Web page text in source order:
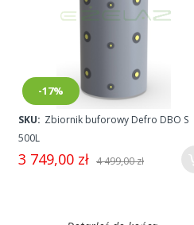
-17%
SKU: Zbiornik buforowy Defro DBO S
500L
3 749,00 zł 4 499,00 zł